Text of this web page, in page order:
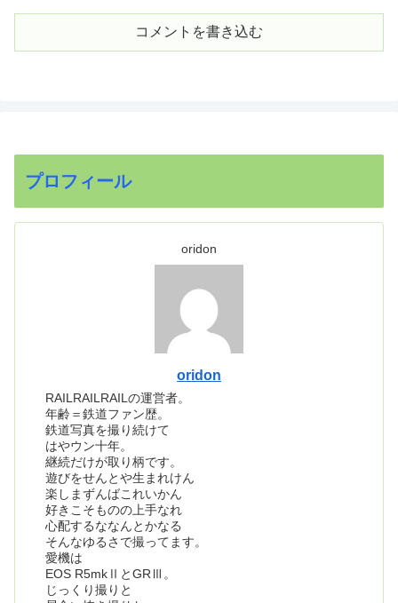
コメントを書き込む
プロフィール
oridon
oridon
RAILRAILRAILの運営者。
年齢＝鉄道ファン歴。
鉄道写真を撮り続けて
はやウン十年。
継続だけが取り柄です。
遊びをせんとや生まれけん
楽しまずんばこれいかん
好きこそものの上手なれ
心配するななんとかなる
そんなゆるさで撮ってます。
愛機は
EOS R5mkⅡとGRⅢ。
じっくり撮りと